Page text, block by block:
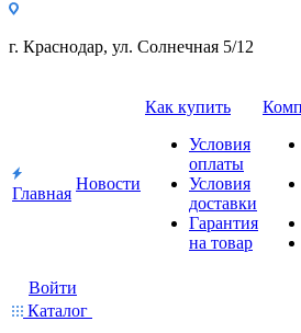
г. Краснодар, ул. Солнечная 5/12
Главная
Новости
Как купить
Условия
оплаты
Условия
доставки
Гарантия
на товар
Войти
Каталог